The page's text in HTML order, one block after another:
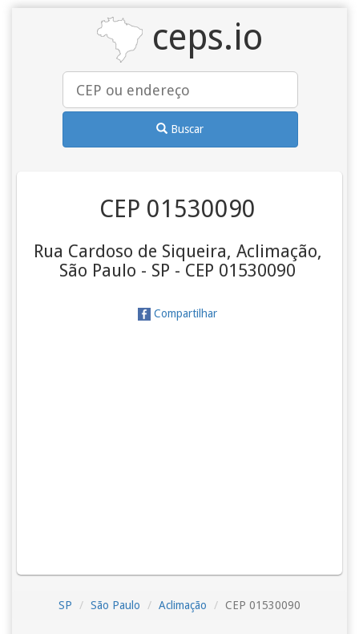
ceps.io
Buscar
CEP 01530090
Rua Cardoso de Siqueira, Aclimação,
São Paulo - SP - CEP 01530090
Compartilhar
SP São Paulo Aclimação CEP 01530090